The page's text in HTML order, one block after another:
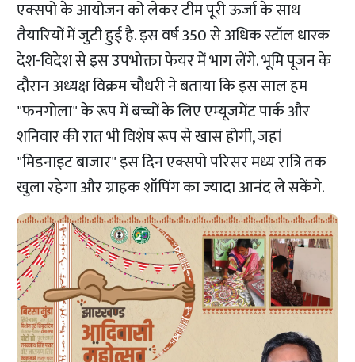
एक्सपो के आयोजन को लेकर टीम पूरी ऊर्जा के साथ
तैयारियों में जुटी हुई है. इस वर्ष 350 से अधिक स्टॉल धारक
देश-विदेश से इस उपभोक्ता फेयर में भाग लेंगे. भूमि पूजन के
दौरान अध्यक्ष विक्रम चौधरी ने बताया कि इस साल हम
"फनगोला" के रूप में बच्चों के लिए एम्यूजमेंट पार्क और
शनिवार की रात भी विशेष रूप से खास होगी, जहां
"मिडनाइट बाजार" इस दिन एक्सपो परिसर मध्य रात्रि तक
खुला रहेगा और ग्राहक शॉपिंग का ज्यादा आनंद ले सकेंगे.